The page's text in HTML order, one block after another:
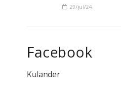
29/jul/24
Facebook
Kulander